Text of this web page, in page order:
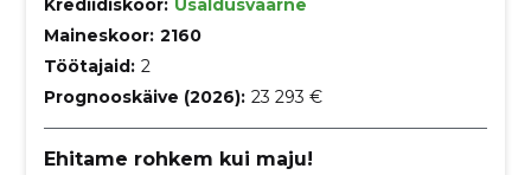
Maineskoor: 2160
Töötajaid: 2
Prognooskäive (2026): 23 293 €
Ehitame rohkem kui maju!